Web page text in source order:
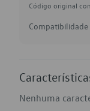
Código original
Nenhuma